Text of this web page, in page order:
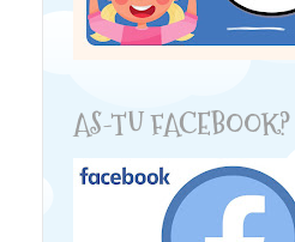
AS-TU FACEBOOK?